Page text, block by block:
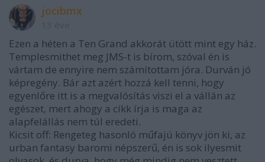
jocibmx
Ezen a héten a Ten Grand akkorát ütött mint egy ház.
Templesmithet meg JMS-t is bírom, szóval én is
vártam de ennyire nem számítottam jóra. Durván jó
képregény. Bár azt azért hozzá kell tenni, hogy
egyenlőre itt is a megvalósítás viszi el a vállán az
egészet, mert ahogy a cíkk írja is maga az
alapfelállás nem túl eredeti.
Kicsit off: Rengeteg hasonló műfajú könyv jön ki, az
urban fantasy baromi népszerű, én is sok ilyesmit